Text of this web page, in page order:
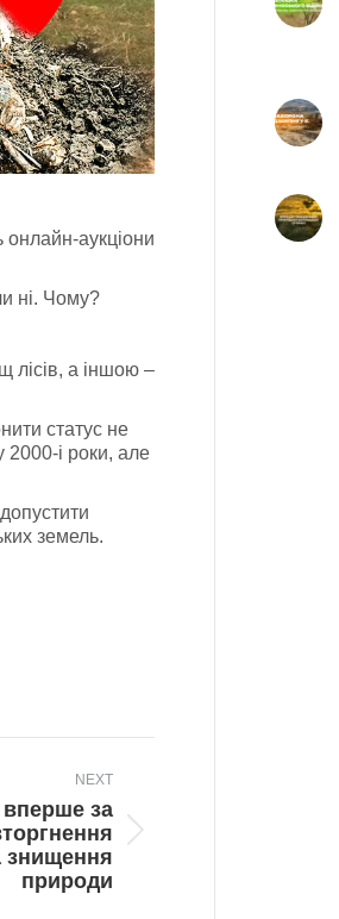
аукціони
ні. Чому?
лісів, а іншою –
статус не
2000-і роки, але
земель.
NEXT
за
знищення
природи